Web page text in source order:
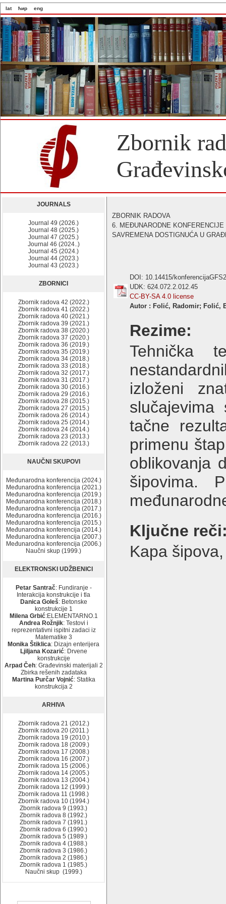
lat ћир eng
Zbornik
JOURNALS
Journal 49 (2026.)
Journal 48 (2025.)
Journal 47 (2025.)
Journal 46 (2024..)
Journal 45 (2024.)
Journal 44 (2023.)
Journal 43 (2023.)
ZBORNICI
Zbornik radova 42 (2022.)
Zbornik radova 41 (2022.)
Zbornik radova 40 (2021.)
Zbornik radova 39 (2021.)
Zbornik radova 38 (2020.)
Zbornik radova 37 (2020.)
Zbornik radova 36 (2019.)
Zbornik radova 35 (2019.)
Zbornik radova 34 (2018.)
Zbornik radova 33 (2018.)
Zbornik radova 32 (2017.)
Zbornik radova 31 (2017.)
Zbornik radova 30 (2016.)
Zbornik radova 29 (2016.)
Zbornik radova 28 (2015.)
Zbornik radova 27 (2015.)
Zbornik radova 26 (2014.)
Zbornik radova 25 (2014.)
Zbornik radova 24 (2014.)
Zbornik radova 23 (2013.)
Zbornik radova 22 (2013.)
NAUČNI SKUPOVI
Međunarodna konferencija (2024.)
Međunarodna konferencija (2021.)
Međunarodna konferencija (2019.)
Međunarodna konferencija (2018.)
Međunarodna konferencija (2017.)
Međunarodna konferencija (2016.)
Međunarodna konferencija (2015.)
Međunarodna konferencija (2014.)
Međunarodna konferencija (2007.)
Međunarodna konferencija (2006.)
Naučni skup (1999.)
ELEKTRONSKI UDŽBENICI
Petar Santrač: Fundiranje -
Interakcija konstrukcije i tla
Danica Goleš: Betonske
konstrukcije 1
Milena Grbić:ELEMENTARNO.1
Andrea Rožnjik: Testovi i
reprezentativni ispitni zadaci iz
Matematike 3
Monika Štiklica: Dizajn enterijera
Ljiljana Kozarić: Drvene
konstrukcije
Arpad Čeh: Građevinski materijali 2
Zbirka rešenih zadataka
Martina Purčar Vojnić: Statika
konstrukcija 2
ARHIVA
Zbornik radova 21 (2012.)
Zbornik radova 20 (2011.)
Zbornik radova 19 (2010.)
Zbornik radova 18 (2009.)
Zbornik radova 17 (2008.)
Zbornik radova 16 (2007.)
Zbornik radova 15 (2006.)
Zbornik radova 14 (2005.)
Zbornik radova 13 (2004.)
Zbornik radova 12 (1999.)
Zbornik radova 11 (1998.)
Zbornik radova 10 (1994.)
Zbornik radova 9 (1993.)
Zbornik radova 8 (1992.)
Zbornik radova 7 (1991.)
Zbornik radova 6 (1990.)
Zbornik radova 5 (1989.)
Zbornik radova 4 (1988.)
Zbornik radova 3 (1986.)
Zbornik radova 2 (1986.)
Zbornik radova 1 (1985.)
Naučni skup (1999.)
ZBORNIK RADOVA
6. MEĐUNARODNE KONFERENCIJE
SAVREMENA DOSTIGNUĆA U
DOI: 10.14415/
UDK: 624.072.2.012.45
CC-BY-SA 4.0 license
Autor : Folić, Radomir; Folić,
Rezime:
Tehnička
izloženi
tačne
primenu
oblikovanja
šipovima.
Ključne
Kapa